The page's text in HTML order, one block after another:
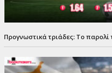
Προγνωστικά τριάδες: Το παρολί